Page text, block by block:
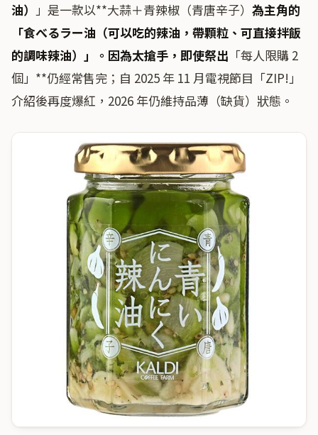
油） 」是一款以**大蒜＋青辣椒（青唐辛子） 為主角的
「食べるラー油（可以吃的辣油，帶顆粒、可直接拌飯
的調味辣油） 」。因為太搶手，即使祭出 「每人限購 2
個」**仍經常售完；自 2025 年 11 月電視節目「ZIP!」
介紹後再度爆紅，2026 年仍維持品薄（缺貨）狀態。